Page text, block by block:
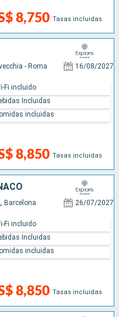
8,750 Tasas incluidas
- Roma 16/08/2027
8,850 Tasas incluidas
Fi incluido
Incluidas
incluidas
Barcelona 26/07/2027
8,850 Tasas incluidas
Fi incluido
Incluidas
incluidas